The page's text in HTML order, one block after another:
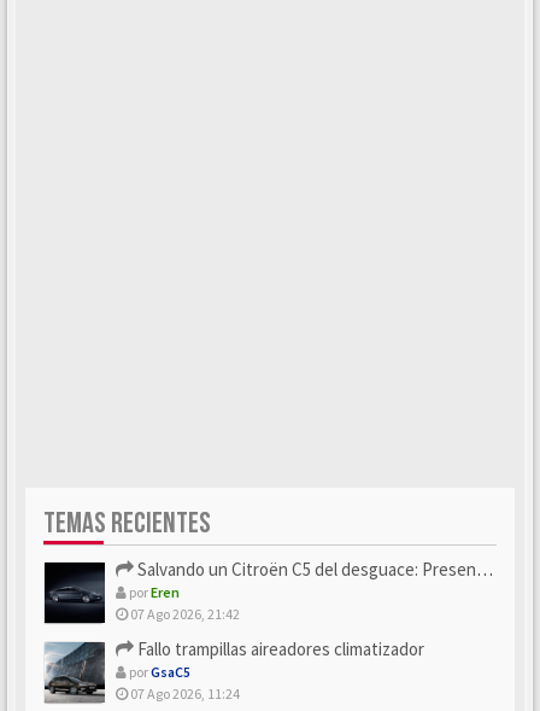
TEMAS RECIENTES
Salvando un Citroën C5 del desguace: Presentación y seguimiento
porEren
07 Ago 2026, 21:42
Fallo trampillas aireadores climatizador
porGsaC5
07 Ago 2026, 11:24